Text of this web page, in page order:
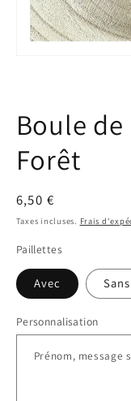
une
fenêtre
Boule
Forêt
Prix
habituel
6,50 €
Taxes incluses. Frais
Paillettes
Avec Sans
Personnalisation